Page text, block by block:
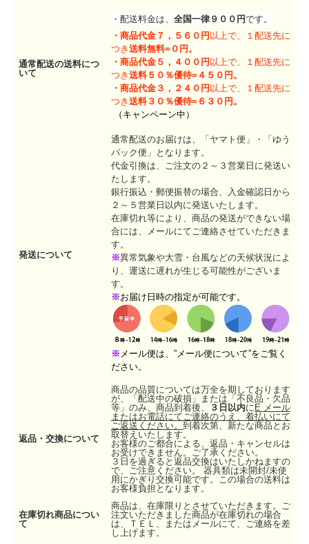
通常配送の送料につ
いて
・配送料金は、 全国一律９００円です。
・ 商品代金７，５６０円 以上で、１配送先に
つき 送料無料=０円。
・ 商品代金５，４００円 以上で、１配送先に
つき 送料５０％優待=４５０円。
・ 商品代金３，２４０円 以上で、１配送先に
つき 送料３０％優待=６３０円。
（キャンペーン中）
発送について
通常配送のお届けは、「ヤマト便」・「ゆう
パック便」となります。
代金引換は、ご注文の２～３営業日に発送い
たします。
銀行振込・郵便振替の場合、入金確認日から
２～５営業日以内に発送いたします。
在庫切れ等により、商品の発送ができない場
合には、メールにてご連絡させていただきま
す。
※異常気象や大雪・台風などの天候状況によ
り、運送に遅れが生じる可能性がございま
す。
※お届け日時の指定が可能です。
※ メール便は、”メール便について”をご覧く
ださい。
返品・交換について
商品の品質については万全を期しております
が、「配送中の破損」または「不良品・欠品
等」のみ、商品到着後、
３日以内に E メール
またはお電話にてご連絡のうえ、着払いにて
ご返送ください。 到着次第、新たな商品とお
取替えいたします。
お客様のご都合による、返品・キャンセルは
お受けできません。ご了承ください。
３日を過ぎると返品交換はいたしかねますの
で、ご注意ください。 器具類は未開封/未使
用にかぎり交換可能です。この場合の送料は
お客様負担となります。
在庫切れ商品につい
て
商品は、在庫限りとさせていただきます。ご
注文いただきました商品が在庫切れの場合
は、ＴＥＬ、またはメールにて、ご連絡を差
し上げます。